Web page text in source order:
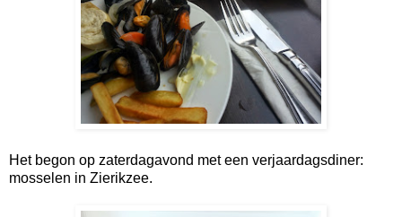
Het begon op zaterdagavond met een verjaardagsdiner:
mosselen in Zierikzee.